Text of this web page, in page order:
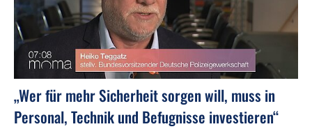
„Wer für mehr Sicherheit sorgen will, muss in
Personal, Technik und Befugnisse investieren“